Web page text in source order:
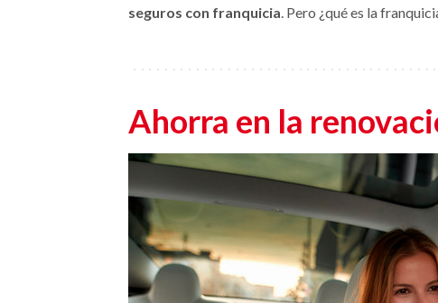
seguros con franquicia. Pero ¿qué es la
Ahorra en la